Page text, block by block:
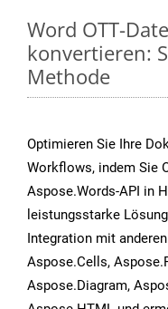
Word OTT-
konvertieren:
Methode
Optimieren Sie Ihre
Workflows, indem Sie
Aspose.Words-API in
leistungsstarke
Integration mit
Aspose.Cells,
Aspose.Diagram,